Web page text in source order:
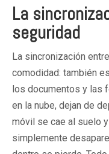
La
seguridad
La sincronización
comodidad: también
los documentos y las
en la nube, dejan de
móvil se cae al suelo
simplemente